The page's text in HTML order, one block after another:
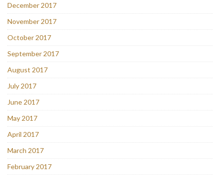
December 2017
November 2017
October 2017
September 2017
August 2017
July 2017
June 2017
May 2017
April 2017
March 2017
February 2017